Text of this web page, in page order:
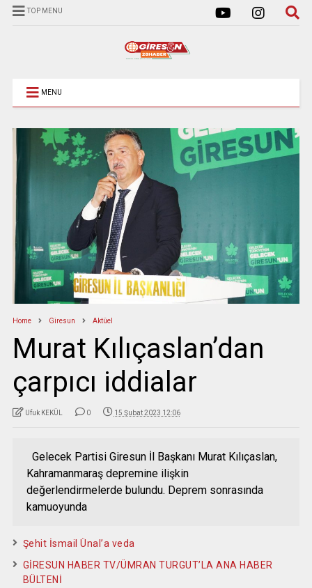
TOP MENU
MENU
Home Giresun Aktüel
Murat Kılıçaslan’dan
çarpıcı iddialar
Ufuk KEKÜL 0 15 Şubat 2023 12:06
Gelecek Partisi Giresun İl Başkanı Murat Kılıçaslan,
Kahramanmaraş depremine ilişkin
değerlendirmelerde bulundu. Deprem sonrasında
kamuoyunda
Şehit İsmail Ünal’a veda
GİRESUN HABER TV/ÜMRAN TURGUT’LA ANA HABER
BÜLTENİ